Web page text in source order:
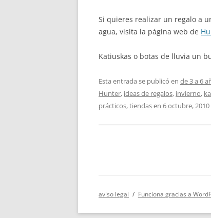
Si quieres realizar un regalo a
agua, visita la página web de
Katiuskas o botas de lluvia un
Esta entrada se publicó en de 3 a 6
Hunter, ideas de regalos, invierno,
prácticos,tiendasen 6 octubre, 2010
aviso legal Funciona gracias a